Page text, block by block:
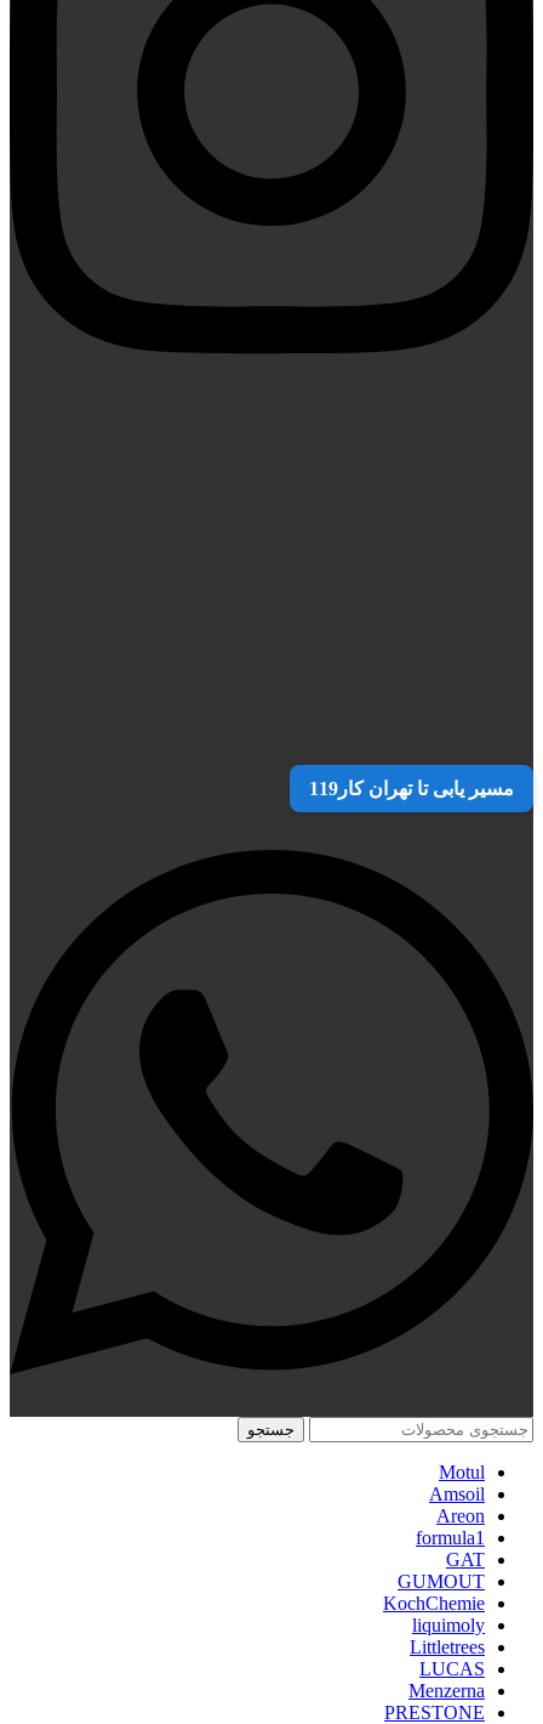
مسیر یابی تا تهران کار119
جستجو
Motul
Amsoil
Areon
formula1
GAT
GUMOUT
KochChemie
liquimoly
Littletrees
LUCAS
Menzerna
PRESTONE